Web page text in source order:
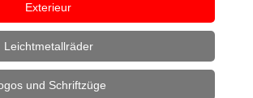
Exterieur
Leichtmetallräder
und Schriftzüge